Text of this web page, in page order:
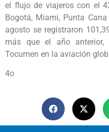
el flujo de viajeros con el
Bogotá, Miami, Punta
agosto se registraron
más que el año anterior,
Tocumen en la aviación
4o